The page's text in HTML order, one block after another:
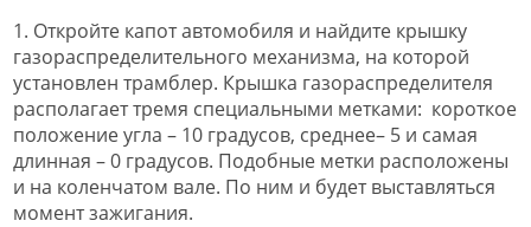
1. Откройте капот автомобиля и найдите крышку
газораспределительного механизма, на которой
установлен трамблер. Крышка газораспределителя
располагает тремя специальными метками: короткое
положение угла – 10 градусов, среднее– 5 и самая
длинная – 0 градусов. Подобные метки расположены
и на коленчатом вале. По ним и будет выставляться
момент зажигания.